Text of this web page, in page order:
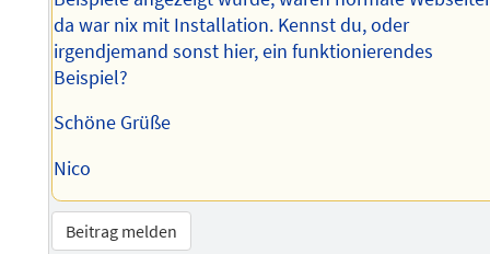
da war nix mit Installation. Kennst du, oder
irgendjemand sonst hier, ein funktionierendes
Beispiel?
Schöne Grüße
Nico
Beitrag melden